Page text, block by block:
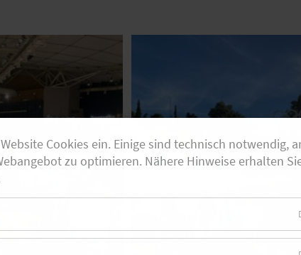
Cookies ein. Einige sind technisch notwendig,
zu optimieren. Nähere Hinweise erhalten